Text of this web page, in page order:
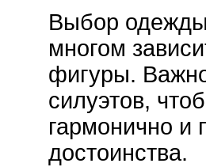
Выбор
многом
фигуры.
силуэтов,
гармонично и
достоинства.